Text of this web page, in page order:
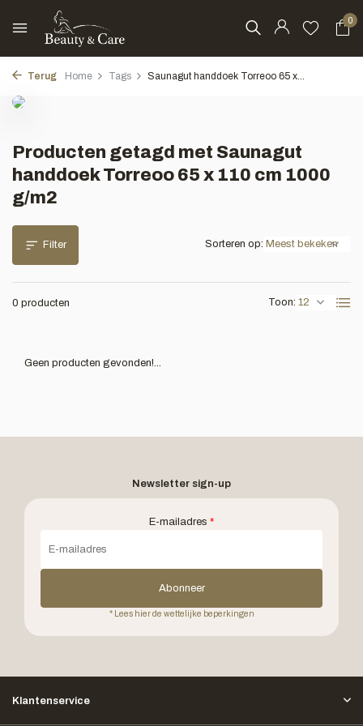
0
Terug Home Tags Saunagut handdoek Torreoo 65 x...
Producten getagd met Saunagut
handdoek Torreoo 65 x 110 cm 1000
g/m2
Filter
0 producten Toon:
Sorteren op:
Geen producten gevonden!...
Newsletter sign-up
E-mailadres *
Abonneer
* Lees hier de wettelijke beperkingen
Klantenservice